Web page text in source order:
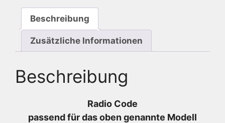
7649192391
R2
RPP
Beschreibung
Zusätzliche Informationen
Beschreibung
Radio Code
passend für das oben genannte Modell